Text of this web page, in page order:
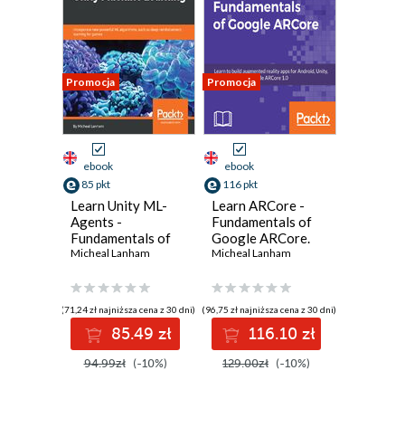
Promocja
ebook
85 pkt
Learn Unity ML-
Agents -
Fundamentals of
Unity Machine
Incorporate new
powerful ML
algorithms such as
Deep
Reinforcement
Learning for
Micheal Lanham
(71,24 zł najniższa cena z 30 dni)
85.49 zł
94.99zł (-10%)
Promocja
ebook
116 pkt
Learn ARCore -
Fundamentals of
Google ARCore.
Learn to build
apps for Android,
Unity, and the web
with Google
ARCore 1.0
Micheal Lanham
(96,75 zł najniższa cena z 30 dni)
116.10 zł
129.00zł (-10%)